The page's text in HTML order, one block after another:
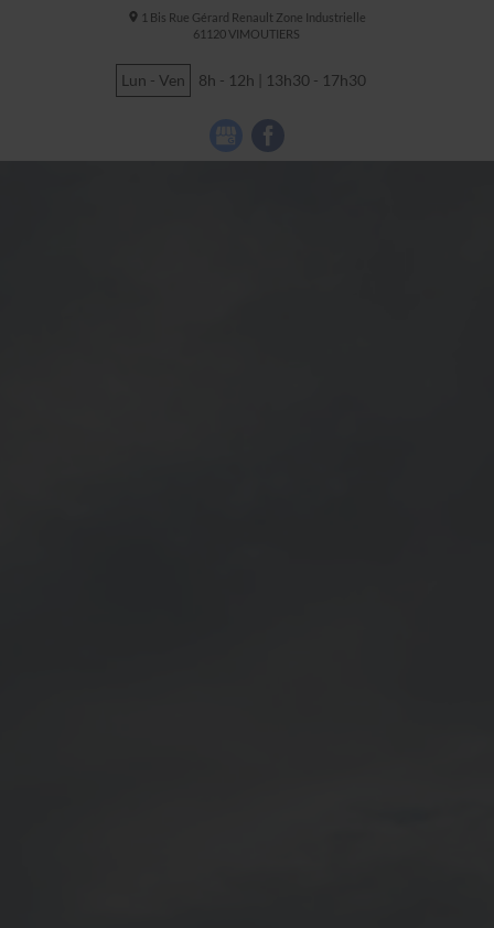
1 Bis Rue Gérard Renault Zone Industrielle
61120VIMOUTIERS
Lun - Ven 8h - 12h | 13h30 - 17h30